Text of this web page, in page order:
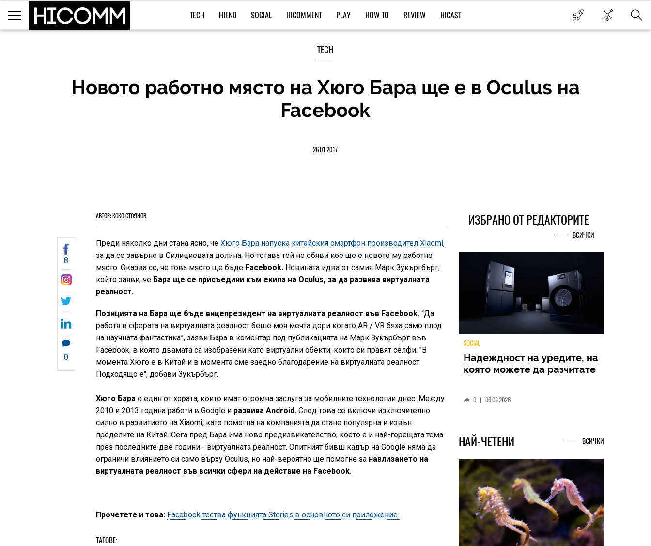
TECH HIEND SOCIAL HICOMMENT PLAY HOW TO REVIEW HICAST
TECH
Новото работно място на Хюго Бара ще е в Oculus на
Facebook
26.01.2017
АВТОР: КОКО СТОЯНОВ
8
0
Преди няколко дни стана ясно, чеХюго Бара напуска китайския смартфон производител Xiaomi,
за да се завърне в Силициевата долина. Но тогава той не обяви кое ще е новото му работно
място. Оказва се, че това място ще бъде Facebook. Новината идва от самия Марк Зукъргбърг,
който заяви, че Бара ще се присъедини към екипа на Oculus, за да развива виртуалната
реалност.
Позицията на Бара ще бъде вицепрезидент на виртуалната реалност във Facebook. “Да
работя в сферата на виртуалната реалност беше моя мечта дори когато AR / VR бяха само плод
на научната фантастика”, заяви Бара в коментар под публикацията на Марк Зукърбърг във
Facebook, в която двамата са изобразени като виртуални обекти, които си правят селфи. "В
момента Хюго е в Китай и в момента сме заедно благодарение на виртуалната реалност.
Подходящо е", добави Зукърбърг.
Хюго Бара е един от хората, които имат огромна заслуга за мобилните технологии днес. Между
2010 и 2013 година работи в Google и развива Android. След това се включи изключително
силно в развитието на Xiaomi, като помогна на компанията да стане популярна и извън
пределите на Китай. Сега пред Бара има ново предизвикателство, което е и най-горещата тема
през последните две години - виртуалната реалност. Опитният бивш кадър на Google няма да
ограничи влиянието си само върху Oculus, но най-вероятно ще помогне за навлизането на
виртуалната реалност във всички сфери на действие на Facebook.
Прочетете и това: Facebook тества функцията Stories в основното си приложение
ТАГОВЕ:
ИЗБРАНО ОТ РЕДАКТОРИТЕ
ВСИЧКИ
TECH
Ultra – ново име, познато
НАЙ-ЧЕТЕНИ